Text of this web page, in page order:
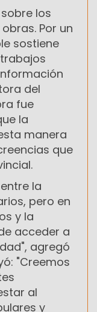
los
Por un
sostiene
del
fue
la
manera
que
la
pero en
y la
acceder a
agregó
"Creemos
al
y